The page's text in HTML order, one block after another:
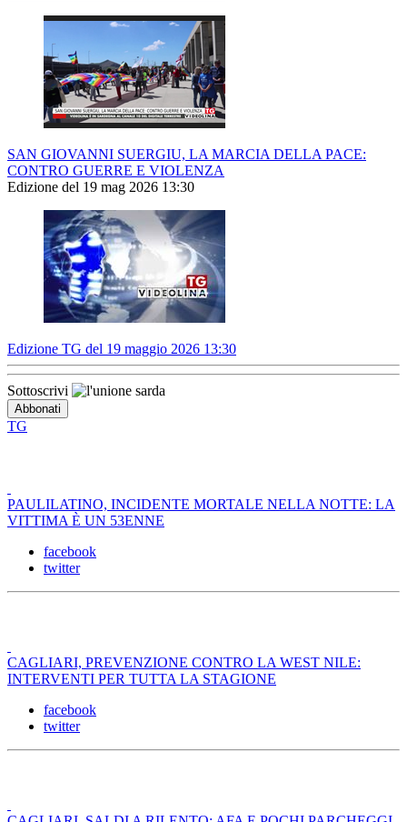
SAN GIOVANNI SUERGIU, LA MARCIA DELLA PACE:
CONTRO GUERRE E VIOLENZA
Edizione del 19 mag 2026 13:30
Edizione TG del 19 maggio 2026 13:30
Sottoscrivi
TG
PAULILATINO, INCIDENTE MORTALE NELLA NOTTE: LA
VITTIMA È UN 53ENNE
facebook
twitter
CAGLIARI, PREVENZIONE CONTRO LA WEST NILE:
INTERVENTI PER TUTTA LA STAGIONE
facebook
twitter